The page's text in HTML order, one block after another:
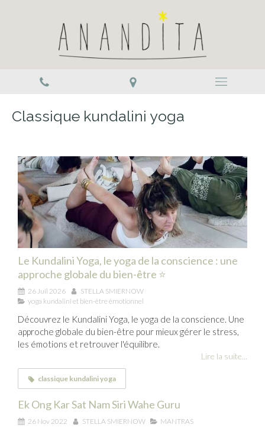
Classique kundalini yoga
Le Kundalini Yoga, le yoga de la conscience : une
approche globale du bien-être ⭐
26 Juil 2026
STELLA SMIERNOW
yoga kundalini et bien-être émotionnel
Découvrez le Kundalini Yoga, le yoga de la conscience. Une
approche globale du bien-être pour mieux gérer le stress,
les émotions et retrouver l'équilibre.
Lire la suite...
classique kundalini yoga
Ek Ong Kar Sat Nam Siri Wahe Guru
26 Nov 2022 STELLA SMIERNOW MANTRAS